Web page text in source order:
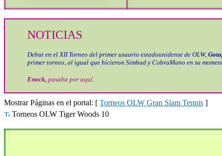
NOTICIAS
Debut en el XII Torneo del primer usuario estadounidense de OLW,
primer torneo, al igual que hicieron Simbad y CobraMano en su
Enock, pasaba por aquí.
Mostrar Páginas en el portal: [ Torneos OLW Gran Slam Tennis ]
Torneos OLW Tiger Woods 10